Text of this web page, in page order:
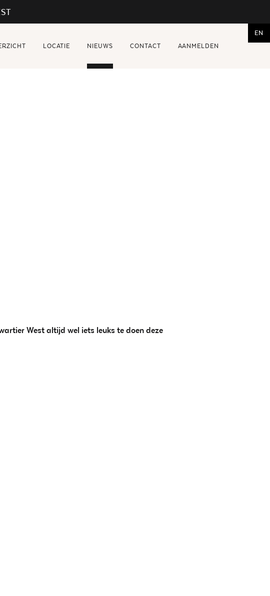
LOCATIE NIEUWS CONTACT AANMELDEN
EN
West altijd wel iets leuks te doen deze